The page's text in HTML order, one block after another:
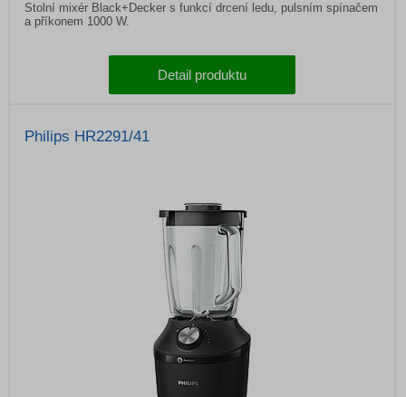
Stolní mixér Black+Decker s funkcí drcení ledu, pulsním spínačem
a příkonem 1000 W.
Detail produktu
Philips HR2291/41